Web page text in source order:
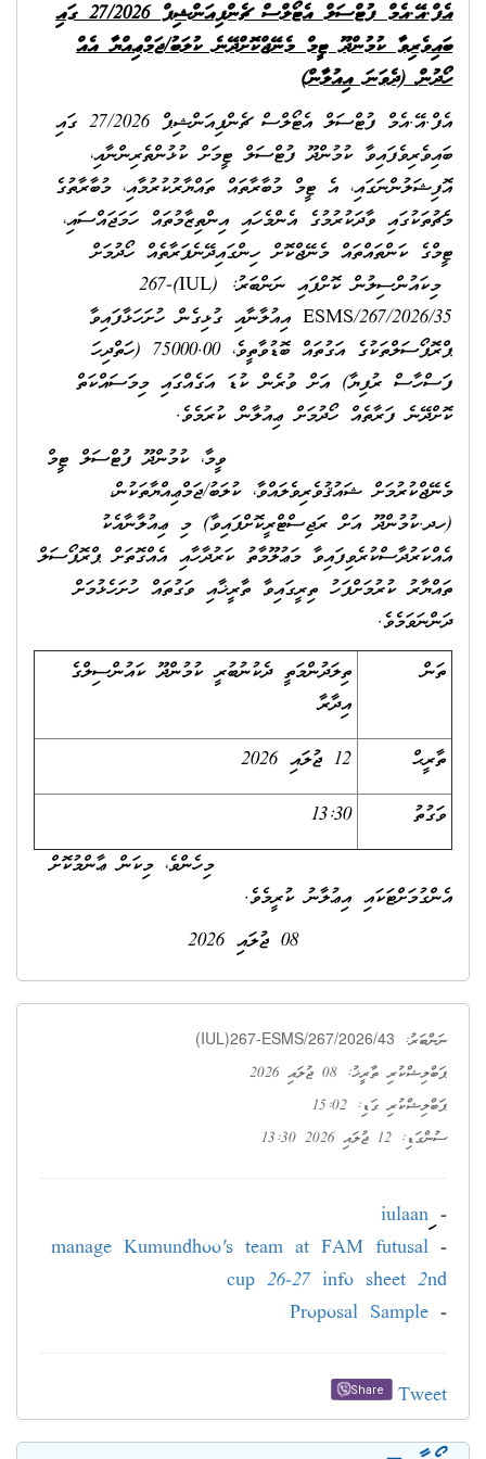
އެފް.އޭ.އެމް ފުޓްސަލް އެޓޯލްސް ޗެންޕިއަންޝިޕް 27/2026 ގައި
ބައިވެރިވާ ކުމުންދޫ ޓީމް މެނޭޖްކޮށްދޭނެ ކުލަބު/ޖަމްޢިއްޔާ އެއް
ހޯދުން(ދެވަނަ އިއުލާން)
އެފް.އޭ.އެމް ފުޓްސަލް އެޓޯލްސް ޗެންޕިއަންޝިޕް 27/2026 ގައި
ބައިވެރިވެފައިވާ ކުމުންދޫ ފުޓްސަލް ޓީމަށް ކުޅުންތެރިންނާއި،
އޮފިޝަލުންނަގައި، އެ ޓީމް މުބާރާތައް ތައްޔާރުކުރުމާއި، މުބާރާތުގެ
މެޗުތަކުގައި ވާދަކުރުމުގެ އެންމެހައި އިންތިޒާމުތައް ހަމަޖައްސައި،
ޓީމްގެ ކަންތައްތައް މެނޭޖްކޮށް ހިންގައިދޭނެފަރާތެއް ހޯދުމަށް
މިކައުންސިލުން ކޮށްފައި ނަންބަރު: (IUL)267-
ESMS/267/2026/35 އިއުލާނާއި ގުޅިގެން ހުށަހަޅާފައިވާ
ޕްރޮޕޯސަލްތަކުގެ އަގުތައް ބޮޑުވާތީވެ، 75000.00 (ހަތްދިހަ
ފަސްހާސް ރުފިޔާ) އަށް ވުރެން ކުޑަ އަގެއްގައި މިމަސައްކަތް
ކޮށްދޭނެ ފަރާތެއް ހޯދުމަށް ޢިއުލާން ކުރަމެވެ.
ވީމާ، ކުމުންދޫ ފުޓްސަލް ޓީމް
މެނޭޖްކުރުމަށް ޝައުޤުވެރިވެލައްވާ، ކުލަބު/ޖަމްޢިއްޔާތަކުން،
(ހދ.ކުމުންދޫ އަށް ރަޖިސްޓްރީކޮށްފައިވާ) މި ޢިއުލާނާއެކު
އެއްކަރުދާސްކުރެވިފައިވާ މަޢުލޫމާތު ކަރުދާހާއި އެއްގޮތަށް ޕްރޮޕޯސަލް
ތައްޔާރު ކުރުމަށްފަހު ތިރީގައިވާ ތާރީޚާއި ވަގުތައް ހުށަހެޅުމަށް
ދަންނަވަމެވެ.
ތަން
ތިލަދުންމަތީ ދެކުނުބުރީ ކުމުންދޫ ކައުންސިލްގެ
އިދާރާ
ތާރީޙް
12 ޖުލައި 2026
ވަގުތު
13:30
މިހެންވެ، މިކަން ޢާންމުކޮށް
އެންގުމަށްޓަކައި އިޢުލާނު ކުރީމެވެ.
08 ޖުލައި 2026
ނަންބަރު: (IUL)267-ESMS/267/2026/43
ޕަބްލިޝްކުރި ތާރީޚު: 08 ޖުލައި 2026
ޕަބްލިޝްކުރި ގަޑި: 15:02
ސުންގަޑި: 12 ޖުލައި 2026 13:30
-
-
manage Kumundhoo's team at FAM futusal
cup 26-27 info sheet 2nd
-
Proposal Sample
Tweet
Share